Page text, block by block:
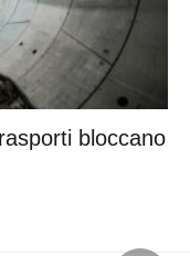
bloccano